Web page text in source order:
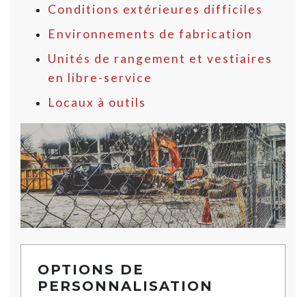
Conditions extérieures difficiles
Environnements de fabrication
Unités de rangement et vestiaires
en libre-service
Locaux à outils
OPTIONS DE
PERSONNALISATION